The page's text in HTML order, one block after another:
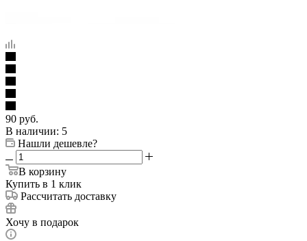
90 руб.
В наличии: 5
Нашли дешевле?
В корзину
Купить в 1 клик
Рассчитать доставку
Хочу в подарок